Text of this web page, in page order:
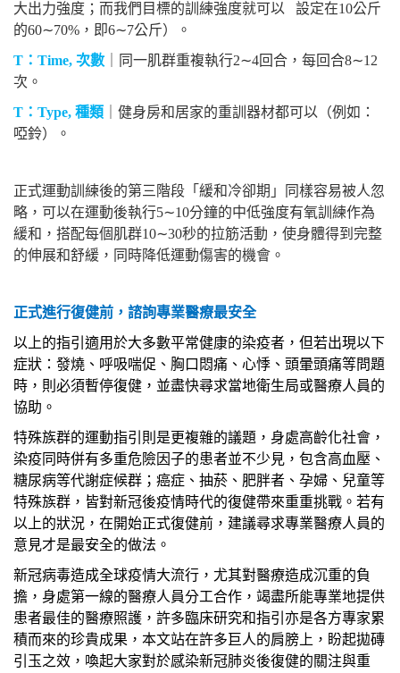
大出力強度；而我們目標的訓練強度就可以 設定在10公斤
的60∼70% ，即6∼7公斤）。
T ：Time, 次數 ｜同一肌群重複執行2∼4回合，每回合8∼12
次。
T ：Type, 種類 ｜健身房和居家的重訓器材都可以（例如：
啞鈴）。
正式運動訓練後的第三階段「緩和冷卻期」同樣容易被人忽
略，可以在運動後執行5∼10分鐘的中低強度有氧訓練作為
緩和，搭配每個肌群10∼30秒的拉筋活動，使身體得到完整
的伸展和舒緩，同時降低運動傷害的機會。
正式進行復健前，諮詢專業醫療最安全
以上的指引適用於大多數平常健康的染疫者，但若出現以下
症狀：發燒、呼吸喘促、胸口悶痛、心悸、頭暈頭痛等問題
時，則必須暫停復健，並盡快尋求當地衛生局或醫療人員的
協助。
特殊族群的運動指引則是更複雜的議題，身處高齡化社會，
染疫同時併有多重危險因子的患者並不少見，包含高血壓、
糖尿病等代謝症候群；癌症、抽菸、肥胖者、孕婦、兒童等
特殊族群，皆對新冠後疫情時代的復健帶來重重挑戰。若有
以上的狀況，在開始正式復健前，建議尋求專業醫療人員的
意見才是最安全的做法。
新冠病毒造成全球疫情大流行，尤其對醫療造成沉重的負
擔，身處第一線的醫療人員分工合作，竭盡所能專業地提供
患者最佳的醫療照護，許多臨床研究和指引亦是各方專家累
積而來的珍貴成果，本文站在許多巨人的肩膀上，盼起拋磚
引玉之效，喚起大家對於感染新冠肺炎後復健的關注與重